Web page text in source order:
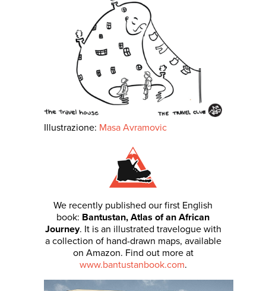
Illustrazione: Masa Avramovic
We recently published our first English
book: Bantustan, Atlas of an African
Journey. It is an illustrated travelogue with
a collection of hand-drawn maps, available
on Amazon. Find out more at
www.bantustanbook.com.